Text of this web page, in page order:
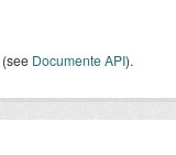
(see Documente API).